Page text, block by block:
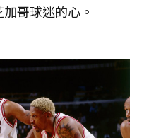
哥球迷的心。